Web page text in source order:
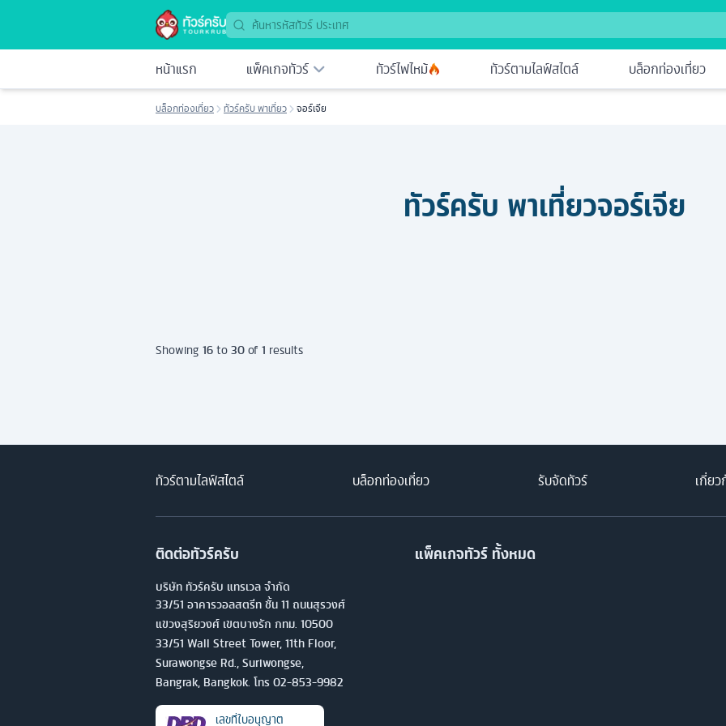
หน้าแรก แพ็คเกจทัวร์ ทัวร์ไฟไหม้ ทัวร์ตามไลฟ์สไตล์ บล็อกท่องเที่ยว
บล็อกท่องเที่ยว ทัวร์ครับ พาเที่ยว จอร์เจีย
ทัวร์ครับ พาเที่ยวจอร์เจีย
Showing 16to30of 1 results
ทัวร์ตามไลฟ์สไตล์ บล็อกท่องเที่ยว รับจัดทัวร์ เกี่ยว
ติดต่อทัวร์ครับ
บริษัท ทัวร์ครับ แทรเวล จำกัด
33/51 อาคารวอลสตรีท ชั้น 11 ถนนสุรวงศ์
แขวงสุริยวงศ์ เขตบางรัก กทม. 10500
33/51 Wall Street Tower, 11th Floor,
Surawongse Rd., Suriwongse,
Bangrak, Bangkok. โทร 02-853-9982
เลขที่ใบอนุญาต
แพ็คเกจทัวร์ ทั้งหมด